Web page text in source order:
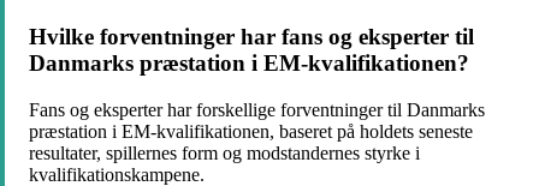
Hvilke forventninger har fans og eksperter til
Danmarks præstation i EM-kvalifikationen?
Fans og eksperter har forskellige forventninger til Danmarks
præstation i EM-kvalifikationen, baseret på holdets seneste
resultater, spillernes form og modstandernes styrke i
kvalifikationskampene.